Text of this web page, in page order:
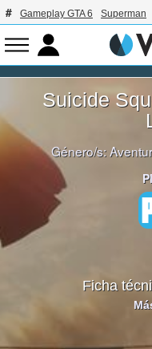
Gameplay GTA 6 Superman
Suicide
Género/s:
Ficha